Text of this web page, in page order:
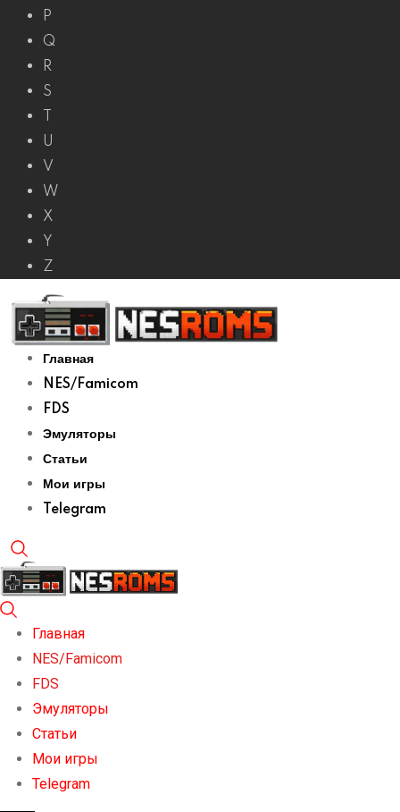
P
Q
R
S
U
V
W
X
Y
Z
Главная
NES/Famicom
FDS
Эмуляторы
Статьи
Мои игры
Telegram
Главная
NES/Famicom
FDS
Эмуляторы
Статьи
Мои игры
Telegram